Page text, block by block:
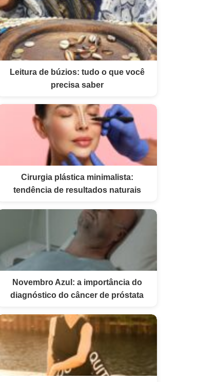
Leitura de búzios: tudo o que você
precisa saber
Cirurgia plástica minimalista:
tendência de resultados naturais
Novembro Azul: a importância do
diagnóstico do câncer de próstata